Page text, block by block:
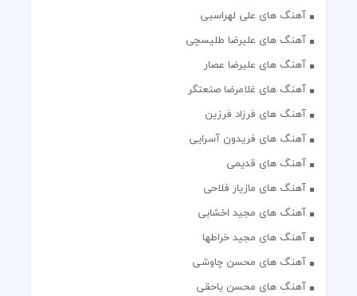
آهنگ های علی لهراسبی
آهنگ های علیرضا طلیسچی
آهنگ های علیرضا عصار
آهنگ های غلامرضا صنعتگر
آهنگ های فرزاد فرزین
آهنگ های فریدون آسرایی
آهنگ های قدیمی
آهنگ های مازیار فلاحی
آهنگ های مجید اخشابی
آهنگ های مجید خراطها
آهنگ های محسن چاوشی
آهنگ های محسن یاحقی